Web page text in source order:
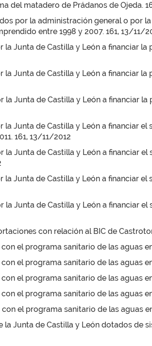
del matadero de Prádanos de Ojeda.
por la administración general o por
entre 1998 y 2007. 161, 13/11/
la Junta de Castilla y León a financiar
la Junta de Castilla y León a financiar
la Junta de Castilla y León a financiar
la Junta de Castilla y León a financiar
161, 13/11/2012
la Junta de Castilla y León a financiar
Junta de Castilla y León a financiar el
Junta de Castilla y León a financiar el
con relación al BIC de
el programa sanitario de las aguas
el programa sanitario de las aguas
el programa sanitario de las aguas
el programa sanitario de las aguas
el programa sanitario de las aguas
Junta de Castilla y León dotados de